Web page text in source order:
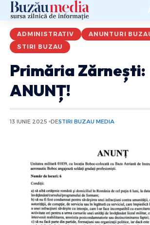
ADMINISTRATIV
ANUNTURI
STIRI BUZAU
Primăria Zărnești:
ANUNȚ!
13 IUNIE 2025 DESTIRI BUZAU MEDIA